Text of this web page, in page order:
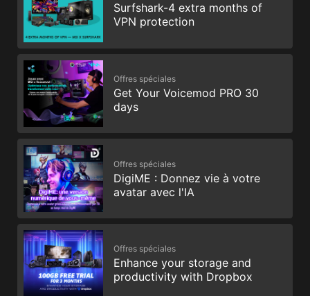
Surfshark-4 extra months of
VPN protection
Offres spéciales
Get Your Voicemod PRO 30
days
Offres spéciales
DigiME : Donnez vie à votre
avatar avec l'IA
Offres spéciales
Enhance your storage and
productivity with Dropbox